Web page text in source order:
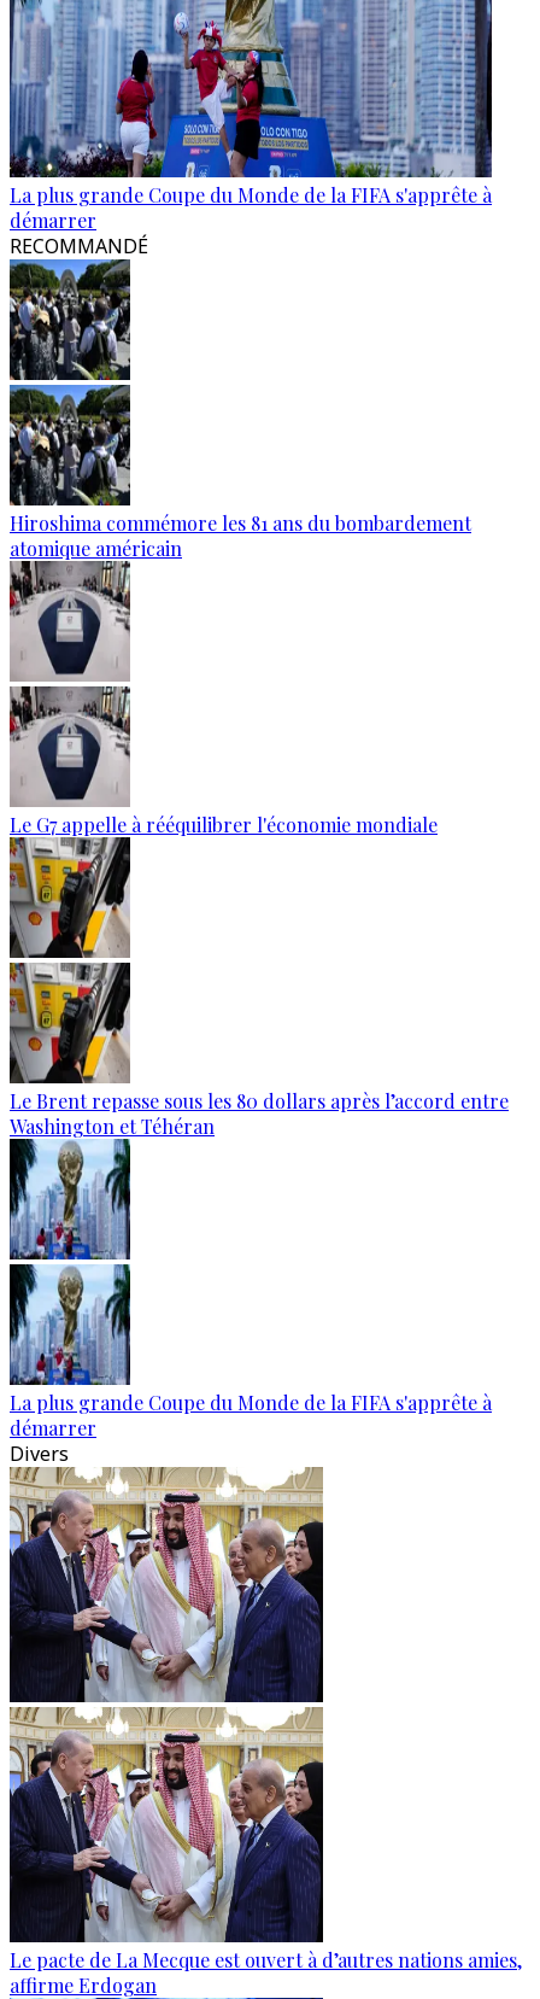
La plus grande Coupe du Monde de la FIFA s'apprête à
démarrer
RECOMMANDÉ
Hiroshima commémore les 81 ans du bombardement
atomique américain
Le G7 appelle à rééquilibrer l'économie mondiale
Le Brent repasse sous les 80 dollars après l’accord entre
Washington et Téhéran
La plus grande Coupe du Monde de la FIFA s'apprête à
démarrer
Divers
Le pacte de La Mecque est ouvert à d’autres nations amies,
affirme Erdogan